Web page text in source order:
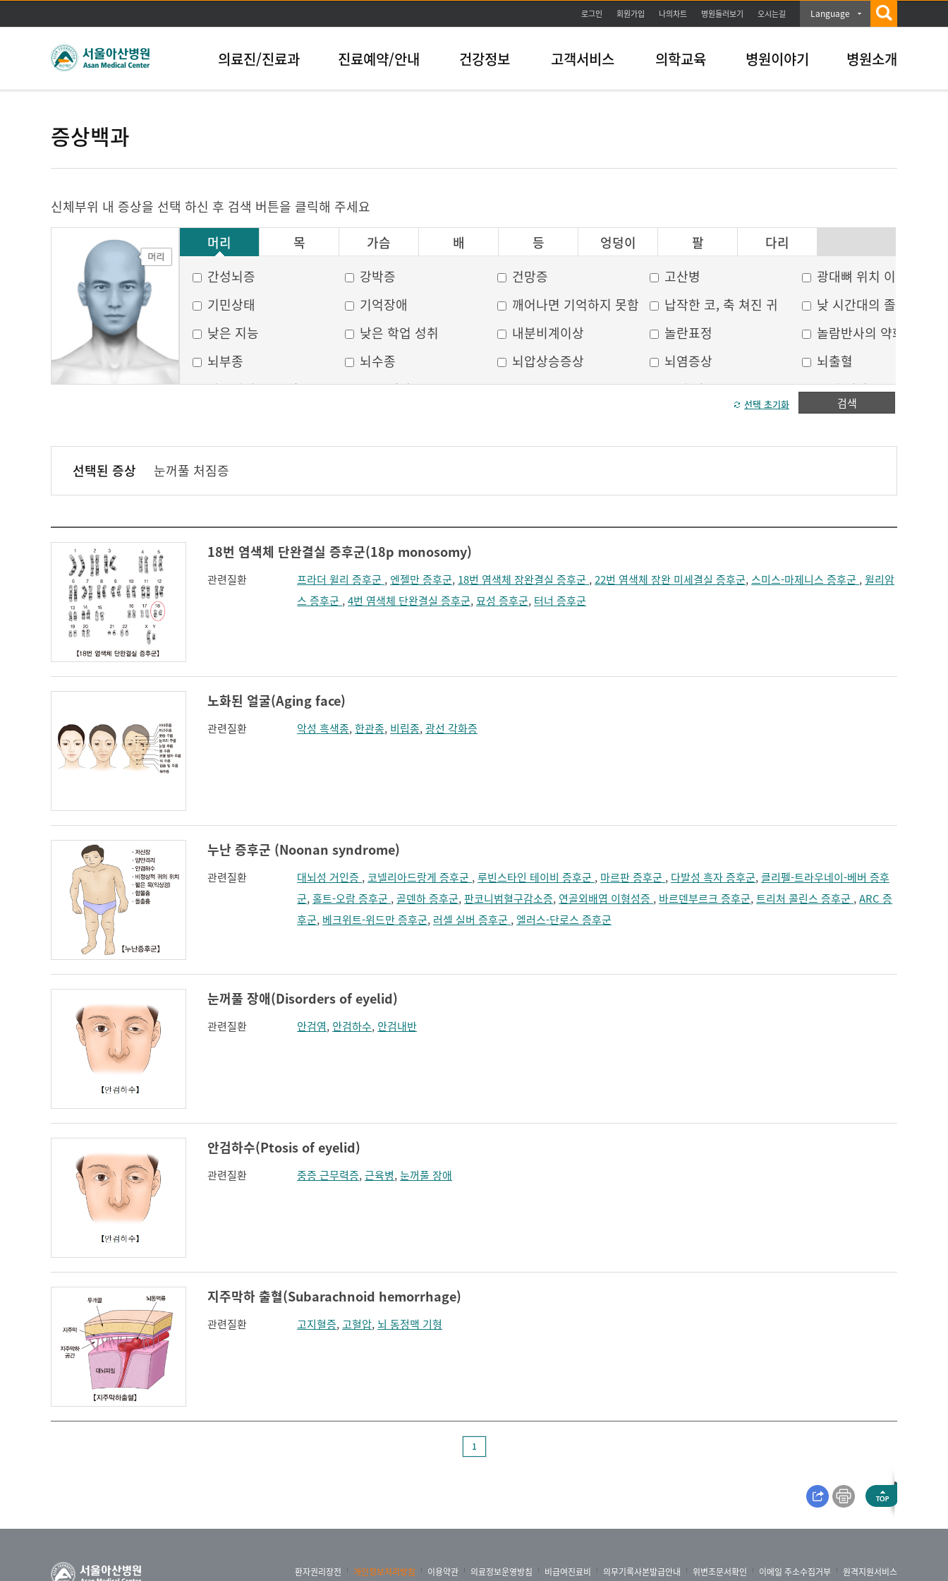
본문바로가기
로그인 회원가입 나의차트 병원둘러보기 오시는길 Language
의료진/진료과 진료예약/안내 건강정보 고객서비스 의학교육 병원이야기 병원소개
증상백과
신체부위 내 증상을 선택 하신 후 검색 버튼을 클릭해 주세요
머리
목 가슴 배 등 엉덩이 팔
다리
그 외
간성뇌증 강박증 건망증 고산병
광대뼈 위치 이상
기민상태
기억장애 깨어나면 기억하지 못함 납작한 코, 축 쳐진 귀
낮 시간대의 졸음
낮은 지능
낮은 학업 성취 내분비계이상 놀란표정
놀람반사의 약화
뇌부종
뇌수종 뇌압상승증상 뇌염증상
뇌출혈
달모양의 둥근 얼굴
두부 외상 두통 두피 건조
두피 열상
모발이 거침
무균성 뇌막염
무의식 박동성 통증 방향감각 상실
볼, 눈주위 움푹 꺼짐
볼이 처짐
안면홍조
어지러움 언어장애 얼굴 중심선이 안맞음
얼굴 한쪽의 반점
얼굴모양변화
얼굴부종
얼굴이 밋밋함
얼굴이 화끈거림 얼굴형태의 이상 운동 실어증
원형, 타원형의 탈모
코 옆과 입꼬리 주름
콧등이 넓어짐 턱끝이 커보임 턱의 통증
편두통
하악전돌
검색
선택 초기화
선택된 증상 눈꺼풀 처짐증
18번 염색체 단완결실 증후군(18p monosomy)
관련질환 프라더 윌리 증후군 , 엔젤만 증후군, 18번 염색체 장완결실 증후군 ,22번 염색체 장완 미세결실 증후군,스미스-마제니스 증후군 , 윌리암
스 증후군 ,4번 염색체 단완결실 증후군,묘성 증후군, 터너 증후군
노화된 얼굴(Aging face)
관련질환 악성 흑색종,한관종, 비립종,광선 각화증
누난 증후군 (Noonan syndrome)
관련질환 대뇌성 거인증 ,코넬리아드랑게 증후군 ,루빈스타인 테이비 증후군 , 마르판 증후군 , 다발성 흑자 증후군,클리펠-트라우네이-베버 증후
군,홀트-오람 증후군 ,골덴하 증후군,판코니범혈구감소증, 연골외배엽 이형성증 , 바르덴부르크 증후군,트리처 콜린스 증후군 ,ARC 증
후군, 베크위트-위드만 증후군, 러셀 실버 증후군 , 엘러스-단로스 증후군
눈꺼풀 장애(Disorders of eyelid)
관련질환 안검염, 안검하수, 안검내반
안검하수(Ptosis of eyelid)
관련질환 중증 근무력증,근육병,눈꺼풀 장애
지주막하 출혈(Subarachnoid hemorrhage)
관련질환 고지혈증,고혈압, 뇌 동정맥 기형
1
환자권리장전 개인정보처리방침 이용약관 의료정보운영방침 비급여진료비 의무기록사본발급안내 위변조문서확인 이메일 주소수집거부 원격지원서비스